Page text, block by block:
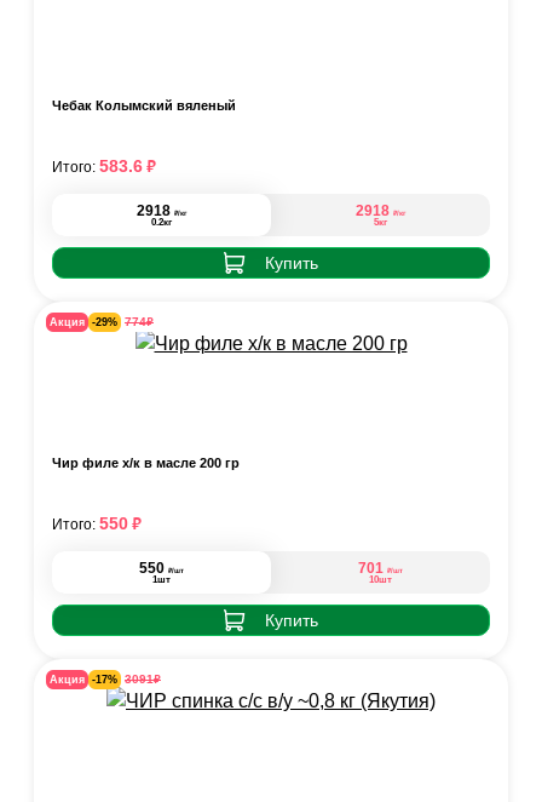
Чебак Колымский вяленый
2918 ₽/кг
0.2кг
2918 ₽/кг
5кг
Купить
Итого: 583.6₽
Акция -29% 774₽
Чир филе х/к в масле 200 гр
550 ₽/шт
1шт
701 ₽/шт
10шт
Купить
Итого: 550₽
Акция -17% 3091₽